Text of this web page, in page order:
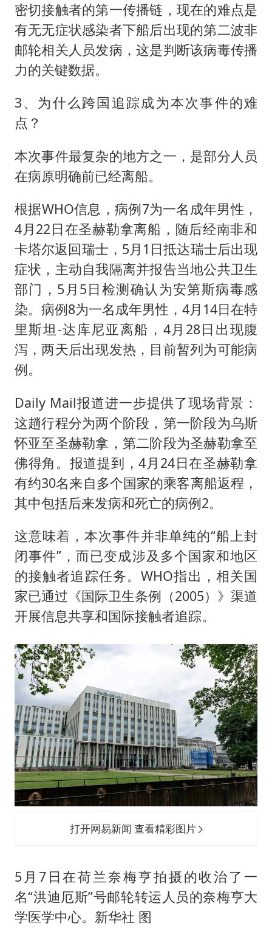
密切接触者的第一传播链，现在的难点是
有无无症状感染者下船后出现的第二波非
邮轮相关人员发病，这是判断该病毒传播
力的关键数据。
3、为什么跨国追踪成为本次事件的难
点？
本次事件最复杂的地方之一，是部分人员
在病原明确前已经离船。
根据WHO信息，病例7为一名成年男性，
4月22日在圣赫勒拿离船，随后经南非和
卡塔尔返回瑞士，5月1日抵达瑞士后出现
症状，主动自我隔离并报告当地公共卫生
部门，5月5日检测确认为安第斯病毒感
染。病例8为一名成年男性，4月14日在特
里斯坦-达库尼亚离船，4月28日出现腹
泻，两天后出现发热，目前暂列为可能病
例。
Daily Mail报道进一步提供了现场背景：
这趟行程分为两个阶段，第一阶段为乌斯
怀亚至圣赫勒拿，第二阶段为圣赫勒拿至
佛得角。报道提到，4月24日在圣赫勒拿
有约30名来自多个国家的乘客离船返程，
其中包括后来发病和死亡的病例2。
这意味着，本次事件并非单纯的“船上封
闭事件”，而已变成涉及多个国家和地区
的接触者追踪任务。WHO指出，相关国
家已通过《国际卫生条例（2005）》渠道
开展信息共享和国际接触者追踪。
打开网易新闻 查看精彩图片
5月7日在荷兰奈梅亨拍摄的收治了一
名“洪迪厄斯”号邮轮转运人员的奈梅亨大
学医学中心。新华社 图